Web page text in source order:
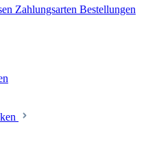
Zahlungsarten Bestellungen